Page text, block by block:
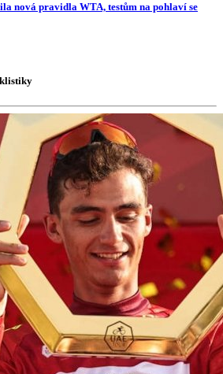
nová pravidla WTA, testům na pohlaví se